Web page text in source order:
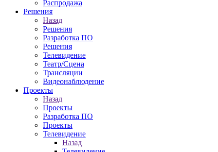
Распродажа
Решения
Назад
Решения
Разработка ПО
Решения
Телевидение
Театр/Сцена
Трансляции
Видеонаблюдение
Проекты
Назад
Проекты
Разработка ПО
Проекты
Телевидение
Назад